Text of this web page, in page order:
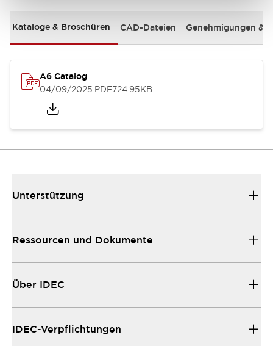
Kataloge & Broschüren CAD-Dateien Genehmigungen &
A6 Catalog
04/09/2025.PDF724.95KB
Unterstützung
Ressourcen und Dokumente
Über IDEC
IDEC-Verpflichtungen